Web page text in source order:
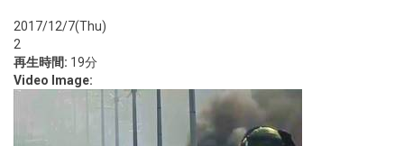
2017/12/7(Thu)
2
再生時間: 19分
Video Image: